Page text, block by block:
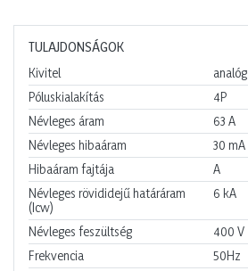
TULAJDONSÁGOK
Kivitel
analóg
Póluskialakítás
4P
Névleges áram
63 A
Névleges hibaáram
30 mA
Hibaáram fajtája
A
Névleges rövididejű határáram
(Icw)
6 kA
Névleges feszültség 400 V
Frekvencia
50Hz